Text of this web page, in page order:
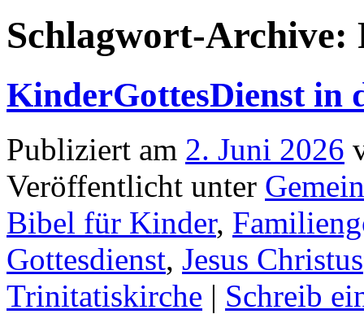
Schlagwort-Archive:
KinderGottesDienst in
Publiziert am 2. Juni 2026
Veröffentlicht unter
Bibel für Kinder,
Gottesdienst, Jesus Christus
Trinitatiskirche | Schreib